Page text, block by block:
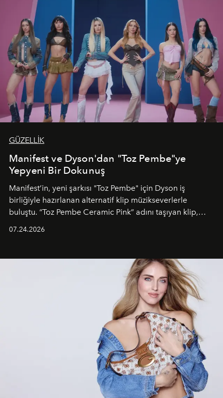
GÜZELLİK
Manifest ve Dyson'dan "Toz Pembe"ye
Yepyeni Bir Dokunuş
Manifest’in, yeni şarkısı "Toz Pembe" için Dyson iş
birliğiyle hazırlanan alternatif klip müzikseverlerle
buluştu. “Toz Pembe Ceramic Pink” adını taşıyan klip,
unsurlarından biri olarak öne çıkıyor.
07.24.2026